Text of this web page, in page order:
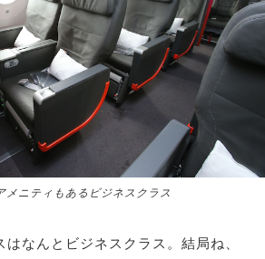
メニティもあるビジネスクラス
なんとビジネスクラス。結局ね、